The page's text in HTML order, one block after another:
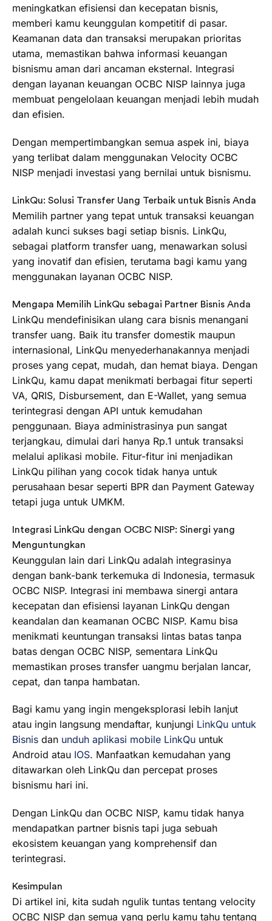
meningkatkan efisiensi dan kecepatan bisnis,
memberi kamu keunggulan kompetitif di pasar.
Keamanan data dan transaksi merupakan prioritas
utama, memastikan bahwa informasi keuangan
bisnismu aman dari ancaman eksternal. Integrasi
dengan layanan keuangan OCBC NISP lainnya juga
membuat pengelolaan keuangan menjadi lebih mudah
dan efisien.
Dengan mempertimbangkan semua aspek ini, biaya
yang terlibat dalam menggunakan Velocity OCBC
NISP menjadi investasi yang bernilai untuk bisnismu.
LinkQu: Solusi Transfer Uang Terbaik untuk Bisnis Anda
Memilih partner yang tepat untuk transaksi keuangan
adalah kunci sukses bagi setiap bisnis. LinkQu,
sebagai platform transfer uang, menawarkan solusi
yang inovatif dan efisien, terutama bagi kamu yang
menggunakan layanan OCBC NISP.
Mengapa Memilih LinkQu sebagai Partner Bisnis Anda
LinkQu mendefinisikan ulang cara bisnis menangani
transfer uang. Baik itu transfer domestik maupun
internasional, LinkQu menyederhanakannya menjadi
proses yang cepat, mudah, dan hemat biaya. Dengan
LinkQu, kamu dapat menikmati berbagai fitur seperti
VA, QRIS, Disbursement, dan E-Wallet, yang semua
terintegrasi dengan API untuk kemudahan
penggunaan. Biaya administrasinya pun sangat
terjangkau, dimulai dari hanya Rp.1 untuk transaksi
melalui aplikasi mobile. Fitur-fitur ini menjadikan
LinkQu pilihan yang cocok tidak hanya untuk
perusahaan besar seperti BPR dan Payment Gateway
tetapi juga untuk UMKM.
Integrasi LinkQu dengan OCBC NISP: Sinergi yang
Menguntungkan
Keunggulan lain dari LinkQu adalah integrasinya
dengan bank-bank terkemuka di Indonesia, termasuk
OCBC NISP. Integrasi ini membawa sinergi antara
kecepatan dan efisiensi layanan LinkQu dengan
keandalan dan keamanan OCBC NISP. Kamu bisa
menikmati keuntungan transaksi lintas batas tanpa
batas dengan OCBC NISP, sementara LinkQu
memastikan proses transfer uangmu berjalan lancar,
cepat, dan tanpa hambatan.
Bagi kamu yang ingin mengeksplorasi lebih lanjut
atau ingin langsung mendaftar, kunjungi LinkQu untuk
Bisnis dan unduh aplikasi mobile LinkQu untuk
Android atau IOS. Manfaatkan kemudahan yang
ditawarkan oleh LinkQu dan percepat proses
bisnismu hari ini.
Dengan LinkQu dan OCBC NISP, kamu tidak hanya
mendapatkan partner bisnis tapi juga sebuah
ekosistem keuangan yang komprehensif dan
terintegrasi.
Kesimpulan
Di artikel ini, kita sudah ngulik tuntas tentang velocity
OCBC NISP dan semua yang perlu kamu tahu tentang